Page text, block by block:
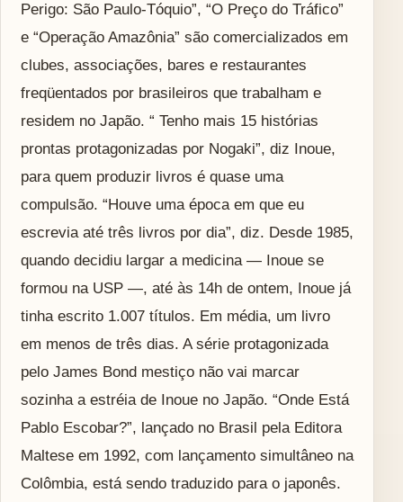
Perigo: São Paulo-Tóquio”, “O Preço do Tráfico”
e “Operação Amazônia” são comercializados em
clubes, associações, bares e restaurantes
freqüentados por brasileiros que trabalham e
residem no Japão. “ Tenho mais 15 histórias
prontas protagonizadas por Nogaki”, diz Inoue,
para quem produzir livros é quase uma
compulsão. “Houve uma época em que eu
escrevia até três livros por dia”, diz. Desde 1985,
quando decidiu largar a medicina — Inoue se
formou na USP —, até às 14h de ontem, Inoue já
tinha escrito 1.007 títulos. Em média, um livro
em menos de três dias. A série protagonizada
pelo James Bond mestiço não vai marcar
sozinha a estréia de Inoue no Japão. “Onde Está
Pablo Escobar?”, lançado no Brasil pela Editora
Maltese em 1992, com lançamento simultâneo na
Colômbia, está sendo traduzido para o japonês.